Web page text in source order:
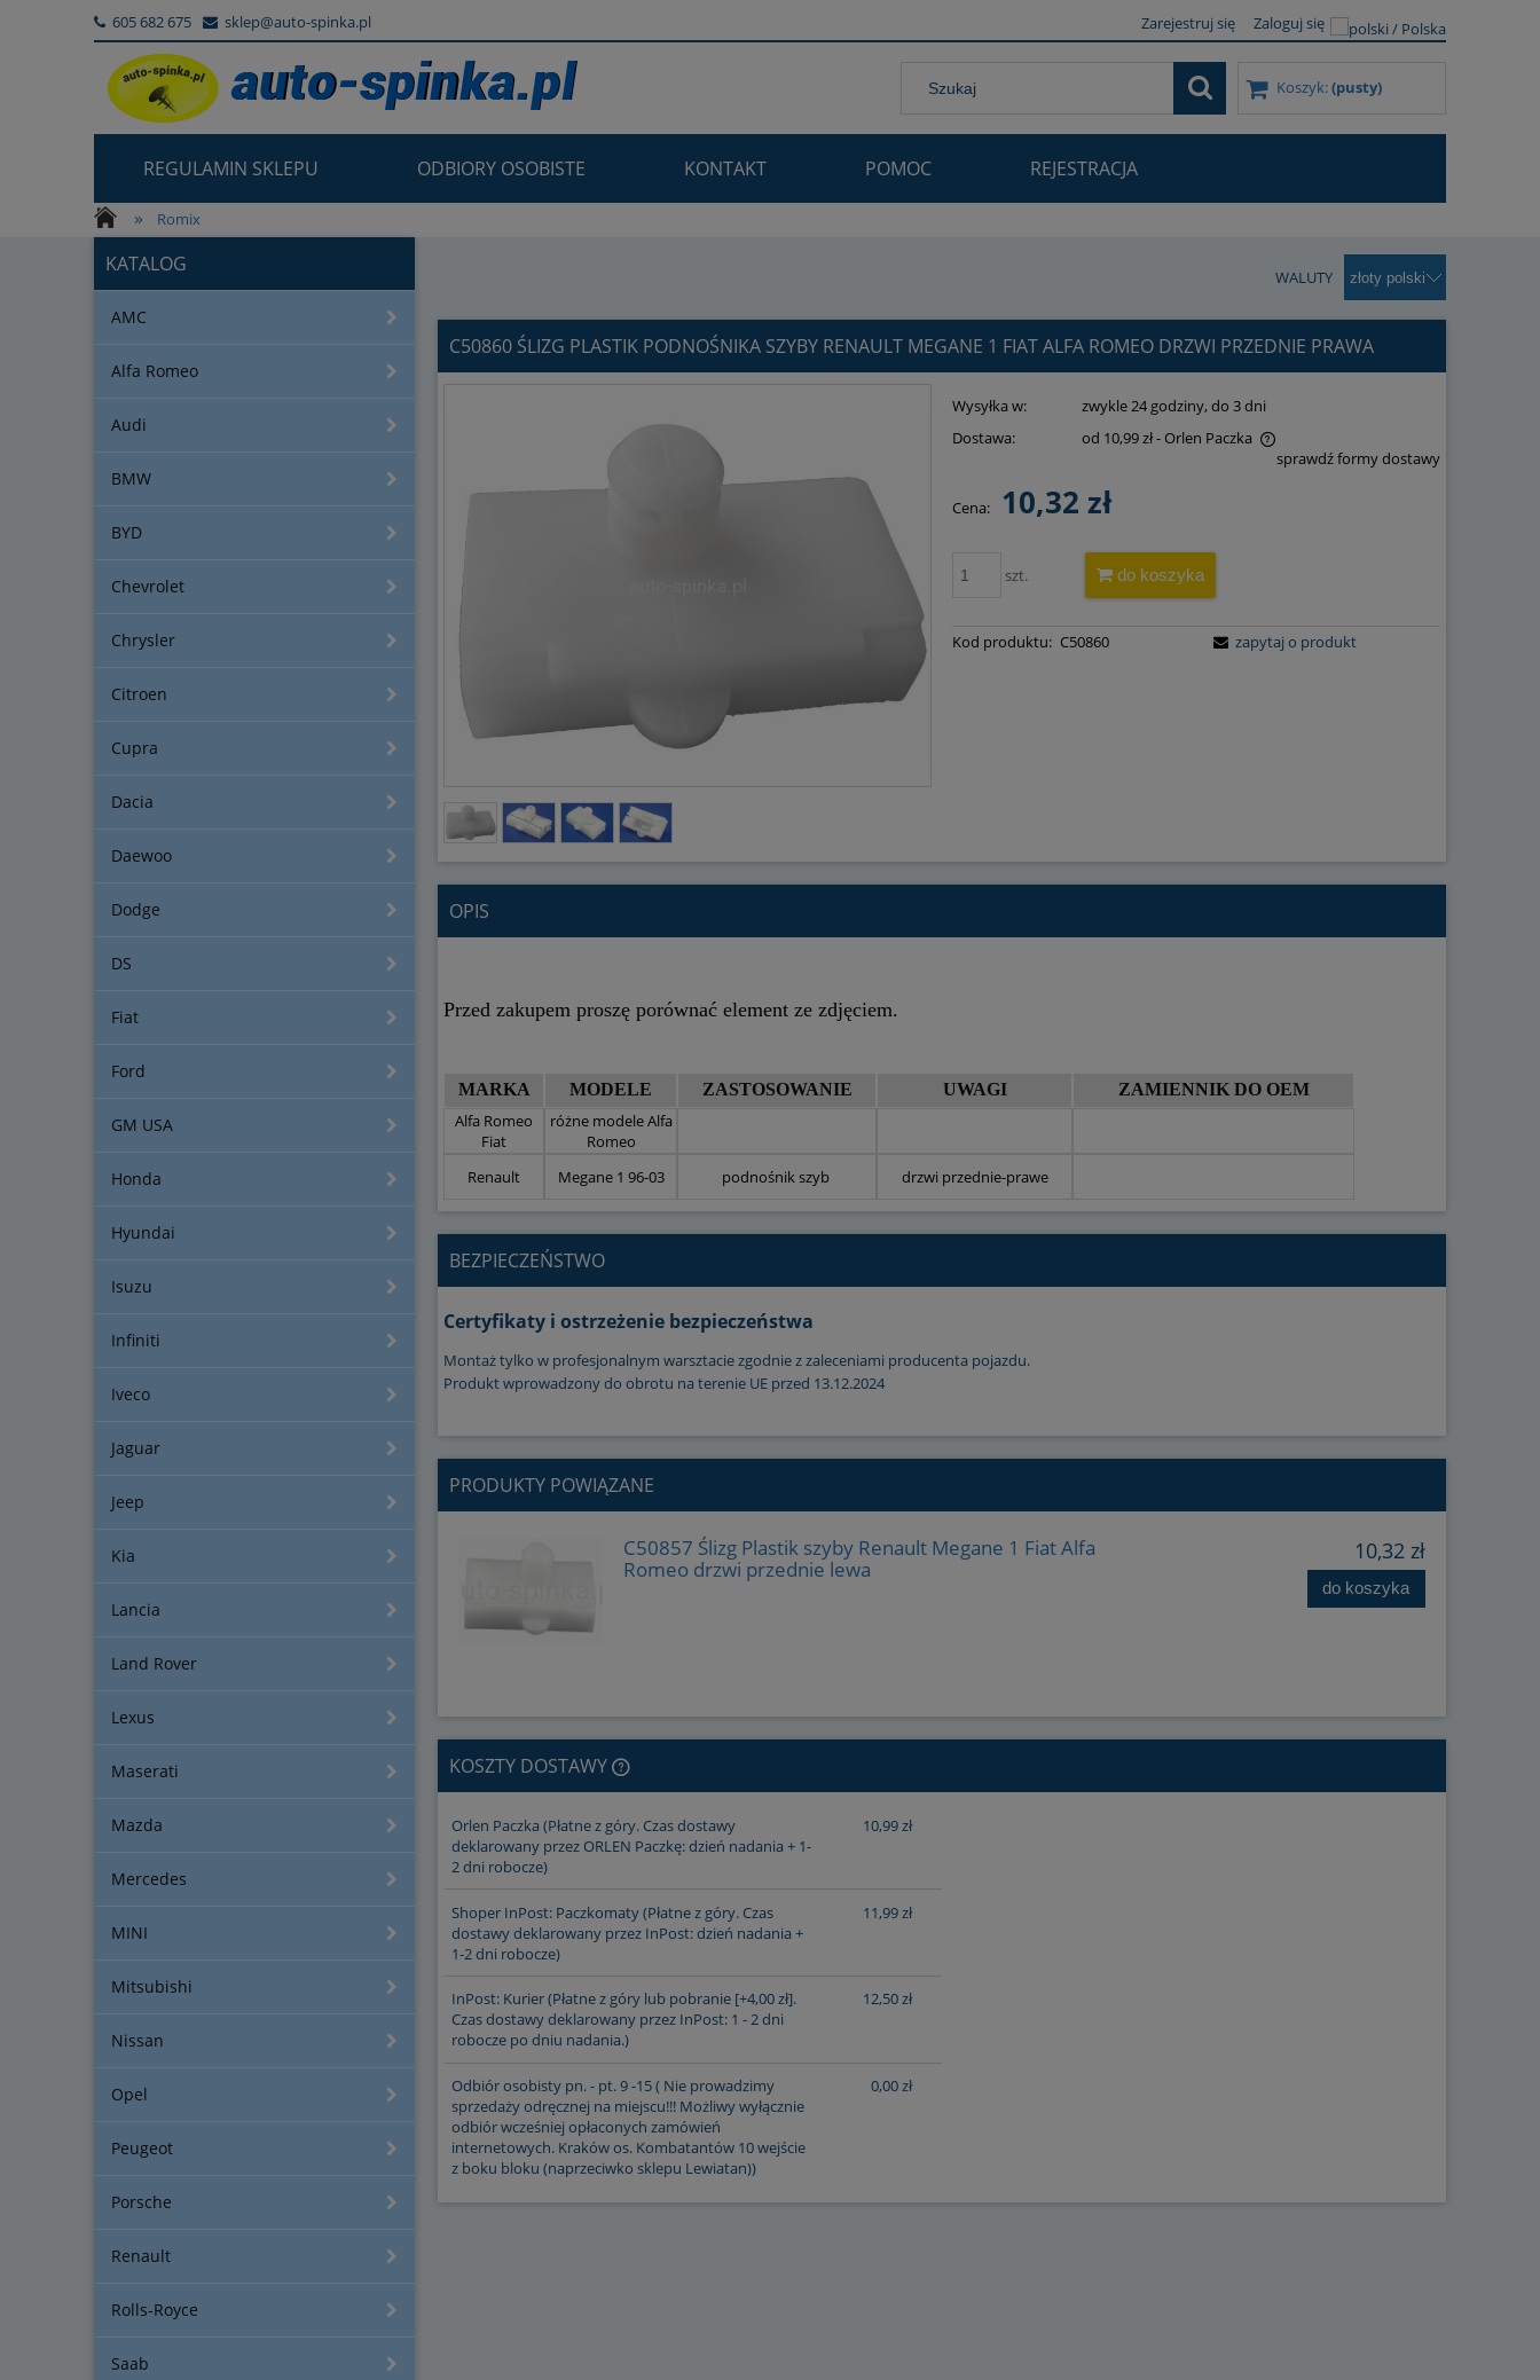
605 682 675 sklep@auto-spinka.pl Zarejestruj się Zaloguj się
Koszyk:(pusty)
REGULAMIN SKLEPU ODBIORY OSOBISTE KONTAKT POMOC
REJESTRACJA
»
Romix
KATALOG
AMC
Alfa Romeo
Audi
BMW
BYD
Chevrolet
Chrysler
Citroen
Cupra
Dacia
Daewoo
Dodge
DS
Fiat
Ford
GM USA
Honda
Hyundai
Isuzu
Infiniti
Iveco
Jaguar
Jeep
Kia
Lancia
Land Rover
Lexus
Maserati
Mazda
Mercedes
MINI
Mitsubishi
Nissan
Opel
Peugeot
Porsche
Renault
Rolls-Royce
Saab
WALUTY
C50860 ŚLIZG PLASTIK PODNOŚNIKA SZYBY RENAULT MEGANE 1 FIAT ALFA ROMEO DRZWI PRZEDNIE PRAWA
Wysyłka w:
zwykle 24 godziny, do 3 dni
Dostawa:
od 10,99 zł- Orlen Paczka
Cena nie zawiera ewentualnych kosztów
płatności
sprawdź formy dostawy
Cena: 10,32 zł
szt. do koszyka
Kod produktu: C50860 zapytaj o produkt
OPIS
Przed zakupem proszę porównać element ze zdjęciem.
MARKA MODELE ZASTOSOWANIE UWAGI ZAMIENNIK DO OEM
Alfa Romeo
Fiat
różne modele Alfa
Romeo
Renault
Megane 1 96-03 podnośnik szyb drzwi przednie-prawe
BEZPIECZEŃSTWO
Certyfikaty i ostrzeżenie bezpieczeństwa
Montaż tylko w profesjonalnym warsztacie zgodnie z zaleceniami producenta pojazdu.
Produkt wprowadzony do obrotu na terenie UE przed 13.12.2024
PRODUKTY POWIĄZANE
C50857 Ślizg Plastik szyby Renault Megane 1 Fiat Alfa
Romeo drzwi przednie lewa
10,32 zł
do koszyka
KOSZTY DOSTAWY
CENA NIE ZAWIERA
EWENTUALNYCH KOSZTÓW
Orlen Paczka (Płatne z góry. Czas dostawy
deklarowany przez ORLEN Paczkę: dzień nadania + 1-
2 dni robocze)
10,99 zł
Shoper InPost: Paczkomaty(Płatne z góry. Czas
dostawy deklarowany przez InPost: dzień nadania +
1-2 dni robocze)
11,99 zł
InPost: Kurier(Płatne z góry lub pobranie [+4,00 zł].
Czas dostawy deklarowany przez InPost: 1 - 2 dni
robocze po dniu nadania.)
12,50 zł
Odbiór osobisty pn. - pt. 9 -15( Nie prowadzimy
sprzedaży odręcznej na miejscu!!! Możliwy wyłącznie
odbiór wcześniej opłaconych zamówień
internetowych. Kraków os. Kombatantów 10 wejście
z boku bloku (naprzeciwko sklepu Lewiatan))
0,00 zł